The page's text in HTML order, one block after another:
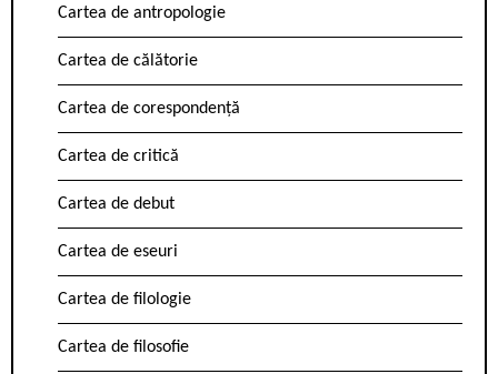
Cartea de antropologie
Cartea de călătorie
Cartea de corespondență
Cartea de critică
Cartea de debut
Cartea de eseuri
Cartea de filologie
Cartea de filosofie